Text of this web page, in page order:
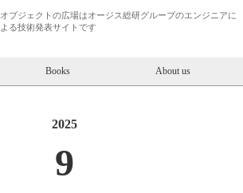
オブジェクトの広場はオージス総研グループのエンジニアに
よる技術発表サイトです
Books About us
2025
9